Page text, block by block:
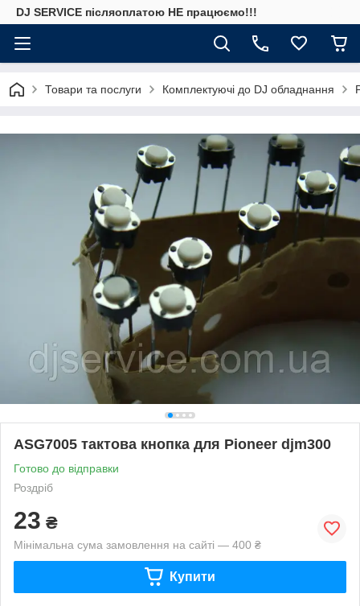
DJ SERVICE пiсляоплатою НЕ працюємо!!!
Товари та послуги Комплектуючі до DJ обладнання
ASG7005 тактова кнопка для Pioneer djm300
Готово до відправки
Роздріб
23 ₴
Мінімальна сума замовлення на сайті — 400 ₴
Купити